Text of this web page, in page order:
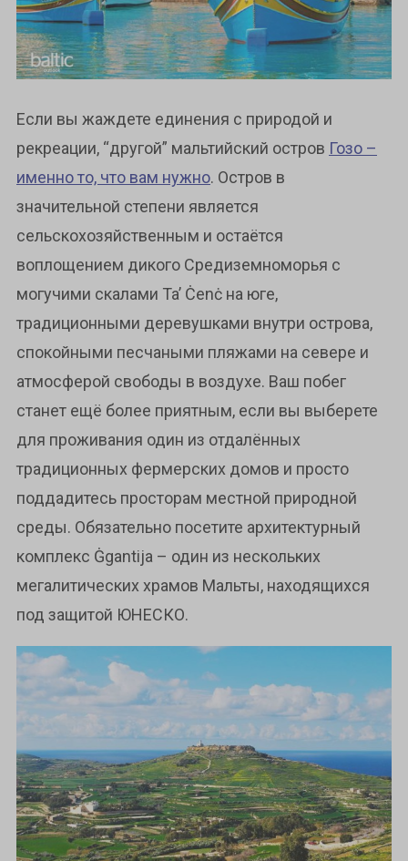
Если вы жаждете единения с природой и
рекреации, “другой” мальтийский остров Гозо –
именно то, что вам нужно. Остров в
значительной степени является
сельскохозяйственным и остаётся
воплощением дикого Средиземноморья с
могучими скалами Ta’ Ċenċ на юге,
традиционными деревушками внутри острова,
спокойными песчаными пляжами на севере и
атмосферой свободы в воздухе. Ваш побег
станет ещё более приятным, если вы выберете
для проживания один из отдалённых
традиционных фермерских домов и просто
поддадитесь просторам местной природной
среды. Обязательно посетите архитектурный
комплекс Ġgantija – один из нескольких
мегалитических храмов Мальты, находящихся
под защитой ЮНЕСКО.